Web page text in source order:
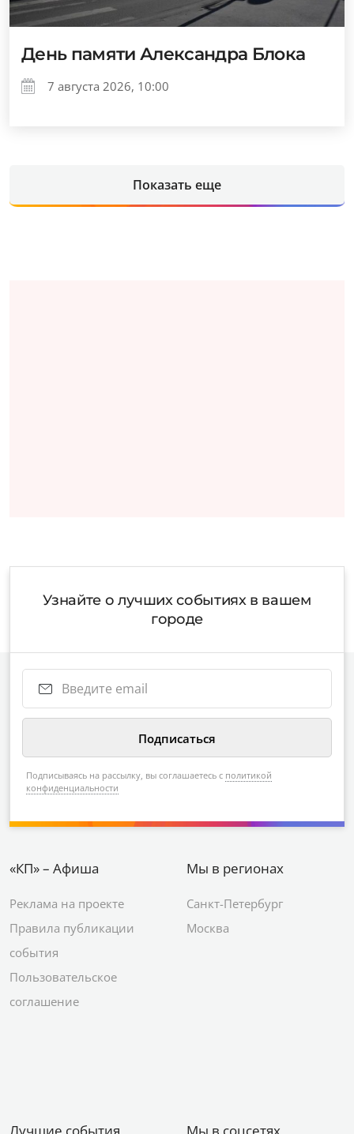
День памяти Александра Блока
7 августа 2026, 10:00
Показать еще
Узнайте о лучших событиях в вашем
городе
Подписываясь на рассылку, вы соглашаетесь с политикой
конфиденциальности
«КП» – Афиша
Реклама на проекте
Правила публикации
события
Пользовательское
соглашение
Мы в регионах
Санкт-Петербург
Москва